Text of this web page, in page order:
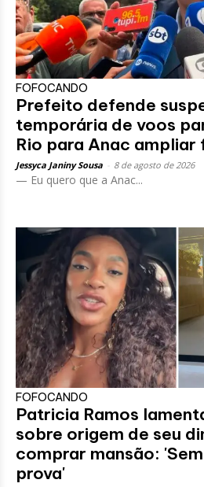
FOFOCANDO
Prefeito defende
temporária de voos
Rio para Anac
Jessyca Janiny Sousa 8 de agosto de 2026
— Eu quero que a Anac...
FOFOCANDO
Patricia Ramos
sobre origem de seu
comprar mansão:
prova'